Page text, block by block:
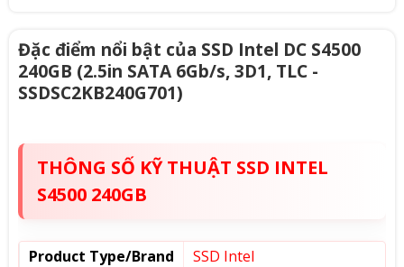
Đặc điểm nổi bật của SSD Intel DC S4500
240GB (2.5in SATA 6Gb/s, 3D1, TLC -
SSDSC2KB240G701)
THÔNG SỐ KỸ THUẬT SSD INTEL
S4500 240GB
Product Type/Brand
SSD Intel